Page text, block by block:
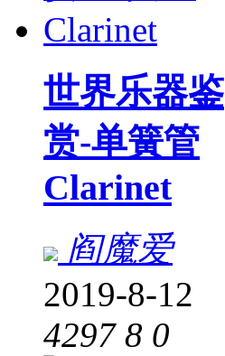
世界乐器鉴
赏-单簧管
Clarinet
阎魔爱
2019-8-12
4297 8 0